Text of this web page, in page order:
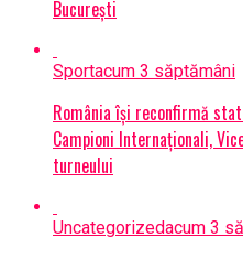
București
Sportacum 3 săptămâni
România își reconfirmă
Campioni Internaționali,
turneului
Uncategorizedacum 3